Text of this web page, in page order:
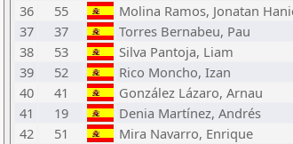
36
55 Molina Ramos, Jonatan
37
37 Torres Bernabeu, Pau
38
53 Silva Pantoja, Liam
39
52 Rico Moncho, Izan
40
41 González Lázaro, Arnau
41
19 Denia Martínez, Andrés
42
51 Mira Navarro, Enrique